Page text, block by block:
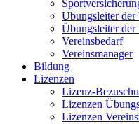
Übungsleiter der
Übungsleiter der
Vereinsbedarf
Vereinsmanager
Bildung
Lizenzen
Lizenz-
Lizenzen
Lizenzen